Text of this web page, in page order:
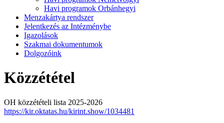
Havi programok Orbánhegyi
Menzakártya rendszer
Jelentkezés az Intézménybe
Igazolások
Szakmai dokumentumok
Dolgozóink
Közzététel
OH közzétételi lista 2025-2026
https://kir.oktatas.hu/kirint.show/1034481